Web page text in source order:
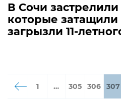
В Сочи
которые затащили
загрызли 11-
1 … 305 306 307